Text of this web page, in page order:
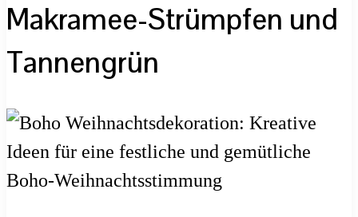
Makramee-Strümpfen und
Tannengrün